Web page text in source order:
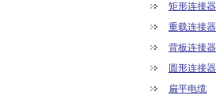
矩形连接器
重载连接器
背板连接器
圆形连接器
扁平电缆